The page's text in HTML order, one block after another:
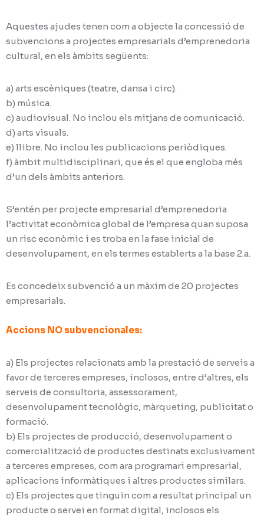
Aquestes ajudes tenen com a objecte la concessió de
subvencions a projectes empresarials d’emprenedoria
cultural, en els àmbits següents:
a) arts escèniques (teatre, dansa i circ).
b) música.
c) audiovisual. No inclou els mitjans de comunicació.
d) arts visuals.
e) llibre. No inclou les publicacions periòdiques.
f) àmbit multidisciplinari, que és el que engloba més
d’un dels àmbits anteriors.
S’entén per projecte empresarial d’emprenedoria
l’activitat econòmica global de l’empresa quan suposa
un risc econòmic i es troba en la fase inicial de
desenvolupament, en els termes establerts a la base 2.a.
Es concedeix subvenció a un màxim de 20 projectes
empresarials.
Accions NO subvencionales:
a) Els projectes relacionats amb la prestació de serveis a
favor de terceres empreses, inclosos, entre d’altres, els
serveis de consultoria, assessorament,
desenvolupament tecnològic, màrqueting, publicitat o
formació.
b) Els projectes de producció, desenvolupament o
comercialització de productes destinats exclusivament
a terceres empreses, com ara programari empresarial,
aplicacions informàtiques i altres productes similars.
c) Els projectes que tinguin com a resultat principal un
producte o servei en format digital, inclosos els